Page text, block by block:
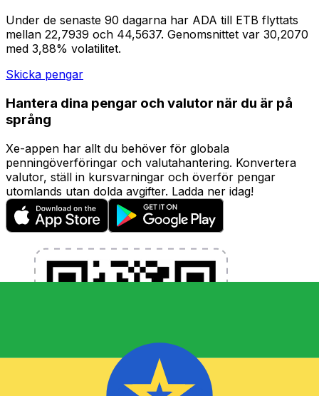
Under de senaste 90 dagarna har ADA till ETB flyttats
mellan 22,7939 och 44,5637. Genomsnittet var 30,2070
med 3,88% volatilitet.
Skicka pengar
Hantera dina pengar och valutor när du är på
språng
Xe-appen har allt du behöver för globala
penningöverföringar och valutahantering. Konvertera
valutor, ställ in kursvarningar och överför pengar
utomlands utan dolda avgifter. Ladda ner idag!